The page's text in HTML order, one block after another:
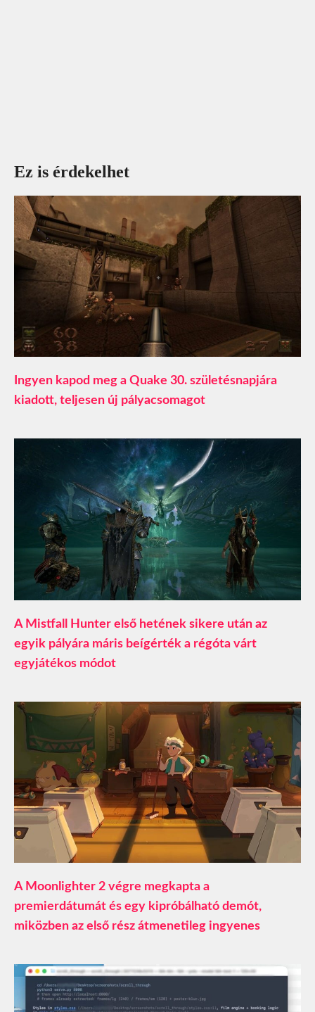
Ez is érdekelhet
Ingyen kapod meg a Quake 30. születésnapjára
kiadott, teljesen új pályacsomagot
A Mistfall Hunter első hetének sikere után az
egyik pályára máris beígérték a régóta várt
egyjátékos módot
A Moonlighter 2 végre megkapta a
premierdátumát és egy kipróbálható demót,
miközben az első rész átmenetileg ingyenes